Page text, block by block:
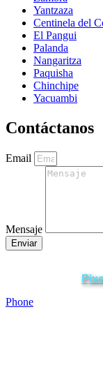
Yantzaza
Centinela del
El Pangui
Palanda
Nangaritza
Paquisha
Chinchipe
Yacuambi
Contáctanos
Email
Mensaje
Enviar
Phone